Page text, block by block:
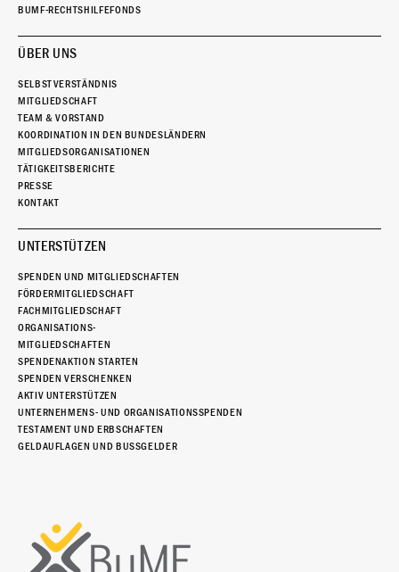
BUMF-RECHTSHILFEFONDS
ÜBER UNS
SELBSTVERSTÄNDNIS
MITGLIEDSCHAFT
TEAM & VORSTAND
KOORDINATION IN DEN BUNDESLÄNDERN
MITGLIEDSORGANISATIONEN
TÄTIGKEITSBERICHTE
PRESSE
KONTAKT
UNTERSTÜTZEN
SPENDEN UND MITGLIEDSCHAFTEN
FÖRDERMITGLIEDSCHAFT
FACHMITGLIEDSCHAFT
ORGANISATIONS-
MITGLIEDSCHAFTEN
SPENDENAKTION STARTEN
SPENDEN VERSCHENKEN
AKTIV UNTERSTÜTZEN
UNTERNEHMENS- UND ORGANISATIONSSPENDEN
TESTAMENT UND ERBSCHAFTEN
GELDAUFLAGEN UND BUSSGELDER